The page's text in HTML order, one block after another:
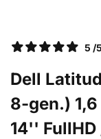
5 /5
Dell
8-gen.)
14'' FullHD